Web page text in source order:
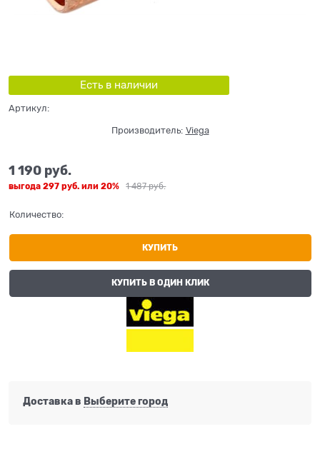
Есть в наличии
Артикул:
Производитель: Viega
1 487 руб.
1 190 руб.
выгода 297 руб. или 20%
Количество:
КУПИТЬ
КУПИТЬ В ОДИН КЛИК
Доставка в Выберите город